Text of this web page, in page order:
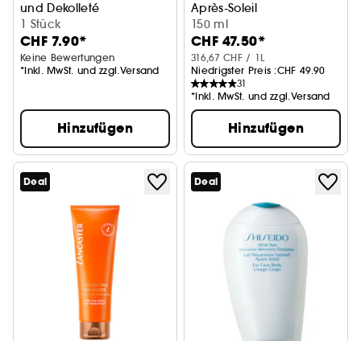
und Dekolleté
After-Sun Maske für den Körper
1 Stück
CHF 7.90*
Keine Bewertungen
*Inkl. MwSt. und zzgl.Versand
Hinzufügen
Après-Soleil
150 ml
CHF 47.50*
316,67 CHF / 1L
Niedrigster Preis :CHF 49.90
31
*Inkl. MwSt. und zzgl.Versand
Hinzufügen
Deal Deal